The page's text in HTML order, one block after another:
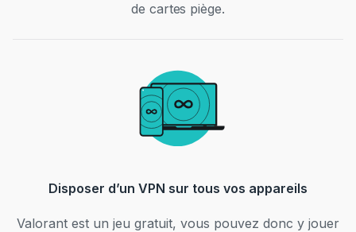
de cartes piège.
Disposer d’un VPN sur tous vos appareils
Valorant est un jeu gratuit, vous pouvez donc y jouer